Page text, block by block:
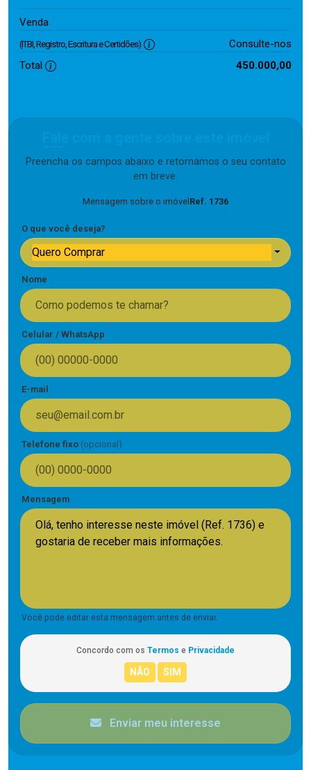
Venda
(ITBI, Registro, Escritura e Certidões)
Consulte-nos
Total
450.000,00
Preencha os campos abaixo e retornamos o seu contato
em breve.
Mensagem sobre o imóvelRef. 1736
O que você deseja?
Quero Comprar
Nome
Celular / WhatsApp
E-mail
Telefone fixo (opcional)
Mensagem
Você pode editar esta mensagem antes de enviar.
Concordo com os Termos e Privacidade
Enviar meu interesse